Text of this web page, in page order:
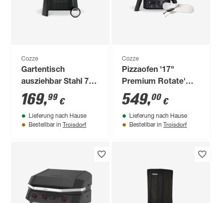
Cozze
Gartentisch
ausziehbar Stahl 75
x 75 x 64,5/127,5 cm
169,99 €
Lieferung nach Hause
Bestellbar in Troisdorf
Cozze
Pizzaofen '17"
Premium Rotate'
230 V
549,00 €
Lieferung nach Hause
Bestellbar in Troisdorf